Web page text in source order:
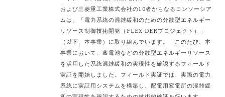
および三菱重工業株式会社の10者からなるコンソーシア
ムは、「電力系統の混雑緩和のための分散型エネルギー
リソース制御技術開発（FLEX DERプロジェクト）」
（以下、本事業）に取り組んでいます。 このたび、本
事業において、蓄電池などの分散型エネルギーリソース
を活用した系統混雑緩和の実現性を確認するフィールド
実証を開始しました。フィールド実証では、実際の電力
系統に実証用システムを構築し、配電用変電所の混雑緩